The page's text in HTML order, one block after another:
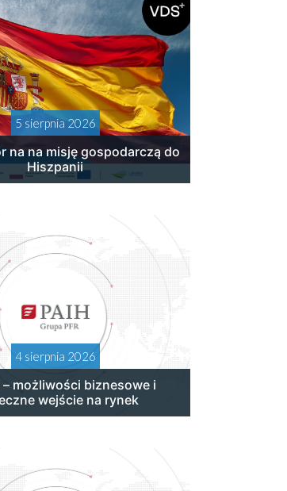
5 sierpnia 2026
na na misję gospodarczą do
Hiszpanii
4 sierpnia 2026
– możliwości biznesowe i
wejście na rynek